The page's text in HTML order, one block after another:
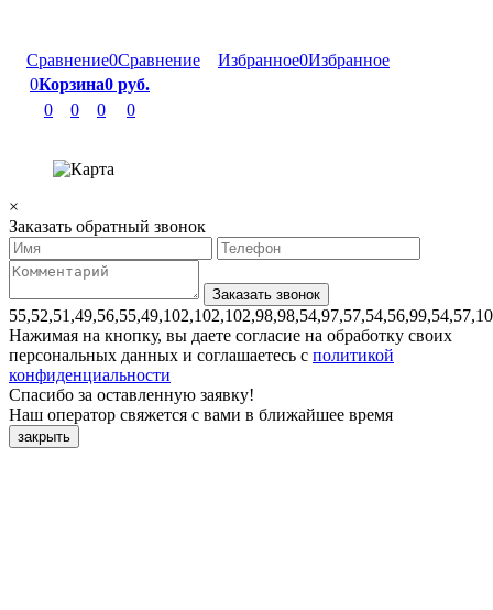
Сравнение0Сравнение Избранное0Избранное
0Корзина0 руб.
0
0 0 0
×
Заказать обратный звонок
Нажимая на кнопку, вы даете согласие на обработку своих
персональных данных и соглашаетесь с политикой
конфиденциальности
Спасибо за оставленную заявку!
Наш оператор свяжется с вами в ближайшее время
закрыть